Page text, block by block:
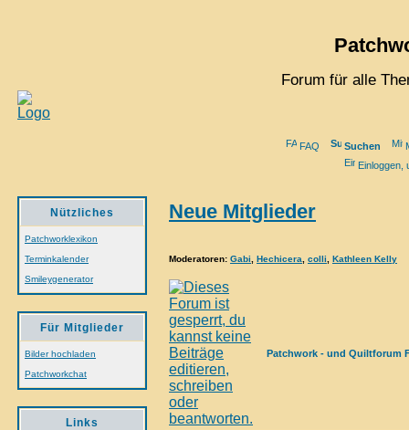
Forum für alle
FAQ Suchen
Einloggen,
Nützliches
Patchworklexikon
Terminkalender
Smileygenerator
Für Mitglieder
Bilder hochladen
Patchworkchat
Links
Neue Mitglieder
Moderatoren: Gabi Hechicera colli Kathleen Kelly
Patchwork - und Quiltforum